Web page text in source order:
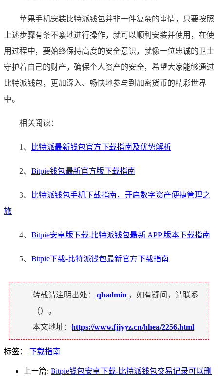
苹果手机安装比特派钱包并非一件复杂的事情，只要按照
上述步骤有条不紊地进行操作，就可以顺利安装并使用，在使
用过程中，要始终保持高度的安全意识，就像一位忠诚的卫士
守护着自己的财产，确保个人资产的安全，希望大家能够通过
比特派钱包，更加深入、畅快地参与到加密货币的精彩世界
中。
相关阅读：
1、 比特派最新钱包官方下载指南及优势解析
2、 Bitpie钱包最新官方版下载指南
3、
比特派钱包手机下载指南，开启数字资产便捷管理之
旅
4、 Bitpie安卓版下载-比特派钱包最新 APP 版本下载指南
5、 Bitpie下载-比特派钱包最新官方下载指南
转载请注明出处： qbadmin ，如有疑问，请联系
（）。
本文地址： https://www.fjjyyz.cn/hhea/2256.html
标签： 下载指南
上一篇: Bitpie钱包安卓下载-比特派钱包交易记录可以删